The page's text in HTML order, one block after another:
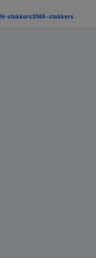
N-stekkersSMA-stekkers